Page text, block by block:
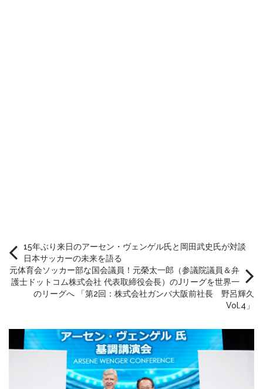
15年ぶり来日のアーセン・ヴェンゲル氏と岡田武史氏が対談
日本サッカーの未来を語る
元体育会ソッカー部な国会議員！元榮太一郎（参議院議員＆弁
護士ドットコム株式会社 代表取締役会長）のJリーグを世界一
のリーグへ 「第2回：株式会社ガンバ大阪前社長 野呂輝久
Vol.4」